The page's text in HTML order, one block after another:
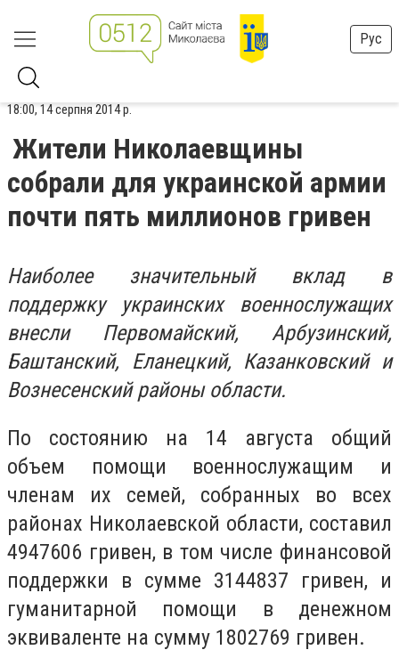
Рус
18:00, 14 серпня 2014 р.
Жители Николаевщины
собрали для украинской армии
почти пять миллионов гривен
Наиболее значительный вклад в
поддержку украинских военнослужащих
внесли Первомайский, Арбузинский,
Баштанский, Еланецкий, Казанковский и
Вознесенский районы области.
По состоянию на 14 августа общий
объем помощи военнослужащим и
членам их семей, собранных во всех
районах Николаевской области, составил
4947606 гривен, в том числе финансовой
поддержки в сумме 3144837 гривен, и
гуманитарной помощи в денежном
эквиваленте на сумму 1802769 гривен.